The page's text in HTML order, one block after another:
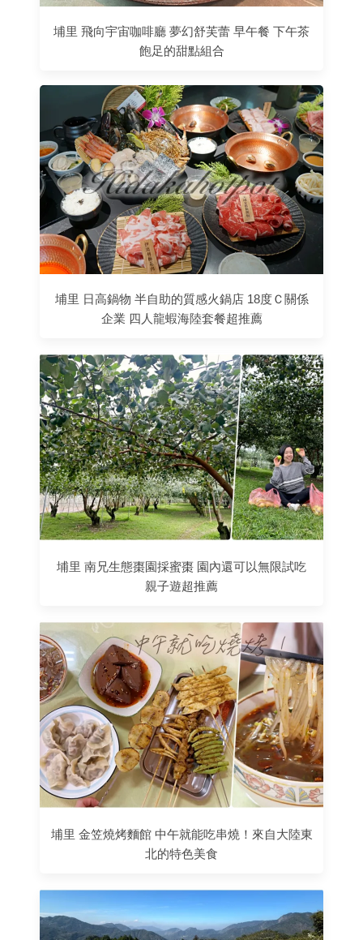
埔里 飛向宇宙咖啡廳 夢幻舒芙蕾 早午餐 下午茶
飽足的甜點組合
埔里 日高鍋物 半自助的質感火鍋店 18度Ｃ關係
企業 四人龍蝦海陸套餐超推薦
埔里 南兄生態棗園採蜜棗 園內還可以無限試吃
親子遊超推薦
埔里 金笠燒烤麵館 中午就能吃串燒！來自大陸東
北的特色美食